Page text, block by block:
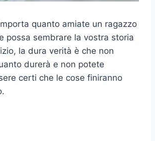
quanto amiate un ragazzo
possa sembrare la vostra storia
la dura verità è che non
durerà e non potete
certi che le cose finiranno